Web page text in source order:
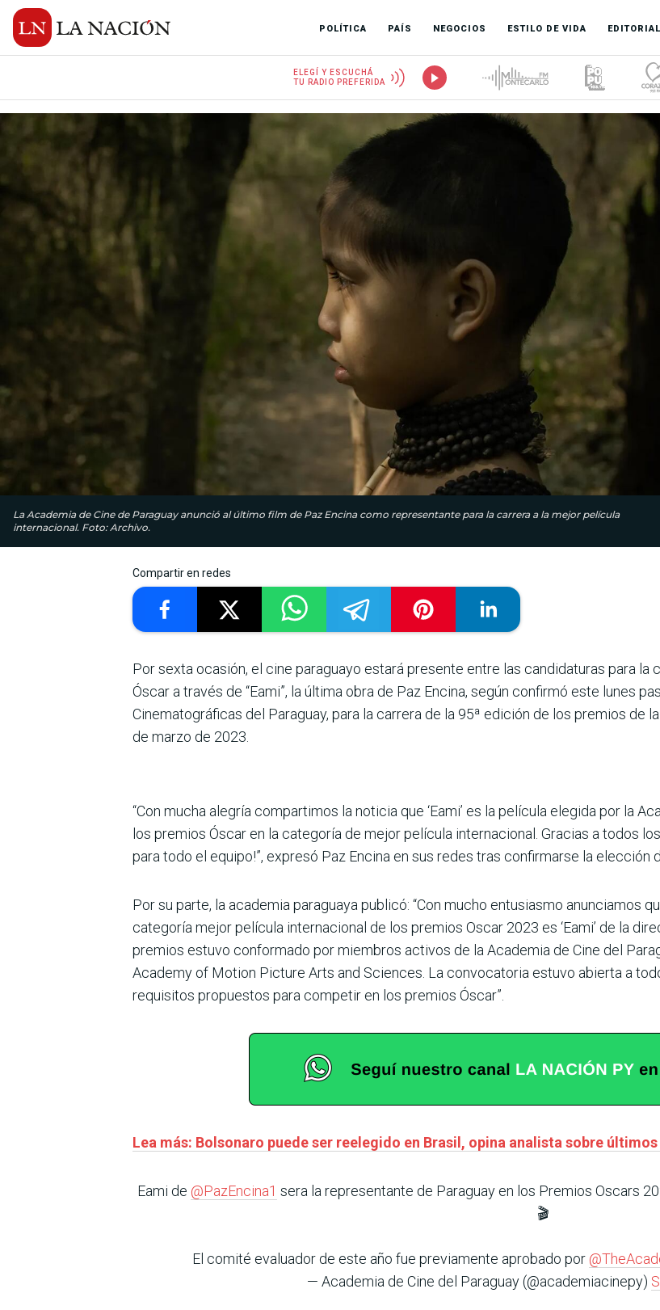
POLÍTICA PAÍS NEGOCIOS ESTILO DE VIDA EDITORIAL
ELEGÍ Y ESCUCHÁ
TU RADIO PREFERIDA
La Academia de Cine de Paraguay anunció al último film de Paz Encina como representante para la carrera a la mejor película
internacional. Foto: Archivo.
Compartir en redes
Por sexta ocasión, el cine paraguayo estará presente entre las candidaturas para
Óscar a través de “Eami”, la última obra de Paz Encina, según confirmó este lunes
Cinematográficas del Paraguay, para la carrera de la 95ª edición de los premios de
de marzo de 2023.
“Con mucha alegría compartimos la noticia que ‘Eami’ es la película elegida por la
los premios Óscar en la categoría de mejor película internacional. Gracias a todos
para todo el equipo!”, expresó Paz Encina en sus redes tras confirmarse la elección
Por su parte, la academia paraguaya publicó: “Con mucho entusiasmo anunciamos
categoría mejor película internacional de los premios Oscar 2023 es ‘Eami’ de la
premios estuvo conformado por miembros activos de la Academia de Cine del
Academy of Motion Picture Arts and Sciences. La convocatoria estuvo abierta a
requisitos propuestos para competir en los premios Óscar”.
Lea más: Bolsonaro puede ser reelegido en Brasil, opina analista sobre
Eami de @PazEncina1 sera la representante de Paraguay en los Premios Oscars
🎬
El comité evaluador de este año fue previamente aprobado por
— Academia de Cine del Paraguay (@academiacinepy)